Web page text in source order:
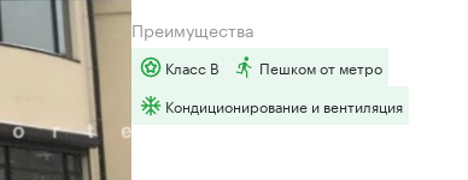
Преимущества
Класс B
Пешком от метро
Кондиционирование и вентиляция